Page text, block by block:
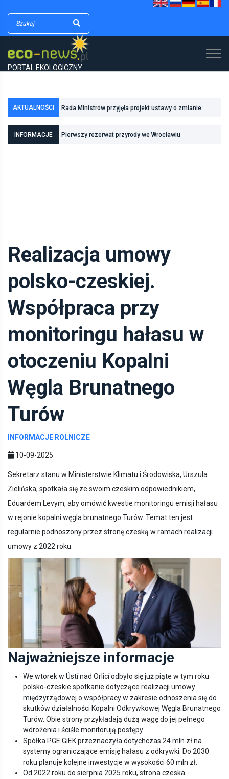
PORTAL EKOLOGICZNY
AKTUALNOŚCI Rada Ministrów przyjęła projekt ustawy o zmianie
INFORMACJE
Pierwszy rezerwat przyrody we Wrocławiu
Realizacja umowy
polsko-czeskiej.
Współpraca przy
monitoringu hałasu w
otoczeniu Kopalni
Węgla Brunatnego
Turów
INFORMACJE ROLNICZE
10-09-2025
Sekretarz stanu w Ministerstwie Klimatu i Środowiska, Urszula
Zielińska, spotkała się ze swoim czeskim odpowiednikiem,
Eduardem Levym, aby omówić kwestie monitoringu emisji hałasu
w rejonie kopalni węgla brunatnego Turów. Temat ten jest
regularnie podnoszony przez stronę czeską w ramach realizacji
umowy z 2022 roku.
Najważniejsze informacje
We wtorek w Ústí nad Orlicí odbyło się już piąte w tym roku
polsko-czeskie spotkanie dotyczące realizacji umowy
międzyrządowej o współpracy w zakresie odnoszenia się do
skutków działalności Kopalni Odkrywkowej Węgla Brunatnego
Turów. Obie strony przykładają dużą wagę do jej pełnego
wdrożenia i ściśle monitorują postępy.
Spółka PGE GiEK przeznaczyła dotychczas 24 mln zł na
systemy ograniczające emisję hałasu z odkrywki. Do 2030
roku planuje kolejne inwestycje w wysokości 60 mln zł.
Od 2022 roku do sierpnia 2025 roku, strona czeska